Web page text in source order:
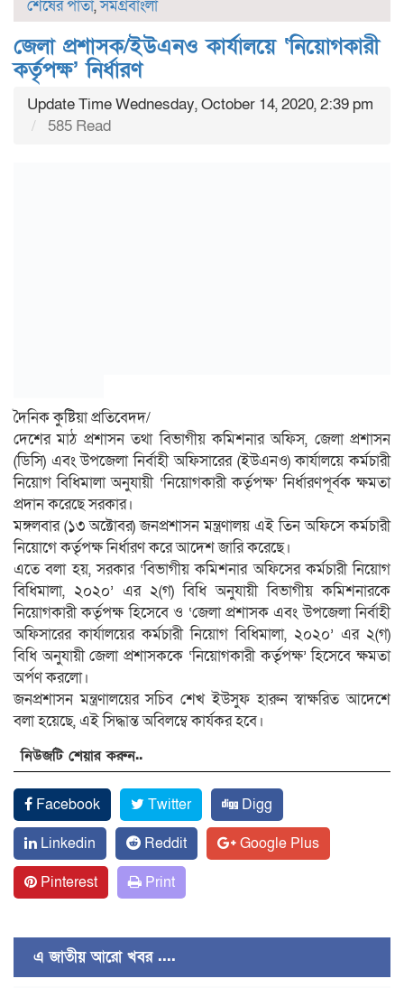
শেষের পাতা,সমগ্রবাংলা
জেলা প্রশাসক/ইউএনও কার্যালয়ে ‘নিয়োগকারী
কর্তৃপক্ষ’ নির্ধারণ
Update Time Wednesday, October 14, 2020, 2:39 pm
585 Read
দৈনিক কুষ্টিয়া প্রতিবেদদ/
দেশের মাঠ প্রশাসন তথা বিভাগীয় কমিশনার অফিস, জেলা প্রশাসন
(ডিসি) এবং উপজেলা নির্বাহী অফিসারের (ইউএনও) কার্যালয়ে কর্মচারী
নিয়োগ বিধিমালা অনুযায়ী ‘নিয়োগকারী কর্তৃপক্ষ’ নির্ধারণপূর্বক ক্ষমতা
প্রদান করেছে সরকার।
মঙ্গলবার (১৩ অক্টোবর) জনপ্রশাসন মন্ত্রণালয় এই তিন অফিসে কর্মচারী
নিয়োগে কর্তৃপক্ষ নির্ধারণ করে আদেশ জারি করেছে।
এতে বলা হয়, সরকার ‘বিভাগীয় কমিশনার অফিসের কর্মচারী নিয়োগ
বিধিমালা, ২০২০’ এর ২(গ) বিধি অনুযায়ী বিভাগীয় কমিশনারকে
নিয়োগকারী কর্তৃপক্ষ হিসেবে ও ‘জেলা প্রশাসক এবং উপজেলা নির্বাহী
অফিসারের কার্যালয়ের কর্মচারী নিয়োগ বিধিমালা, ২০২০’ এর ২(গ)
বিধি অনুযায়ী জেলা প্রশাসককে ‘নিয়োগকারী কর্তৃপক্ষ’ হিসেবে ক্ষমতা
অর্পণ করলো।
জনপ্রশাসন মন্ত্রণালয়ের সচিব শেখ ইউসুফ হারুন স্বাক্ষরিত আদেশে
বলা হয়েছে, এই সিদ্ধান্ত অবিলম্বে কার্যকর হবে।
নিউজটি শেয়ার করুন..
Facebook Twitter
Digg
Linkedin
Reddit
Google Plus
Pinterest
Print
এ জাতীয় আরো খবর ....